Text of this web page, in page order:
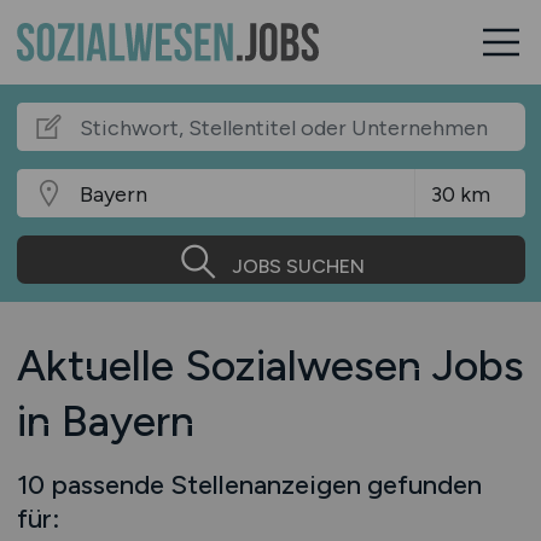
JOBS SUCHEN
Aktuelle Sozialwesen Jobs
in Bayern
10 passende Stellenanzeigen gefunden
für: